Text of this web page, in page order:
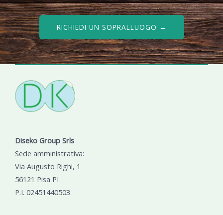
RICHIEDI UN SOPRALLUOGO →
Diseko Group Srls
Sede amministrativa:
Via Augusto Righi, 1
56121 Pisa PI
P.I. 02451440503